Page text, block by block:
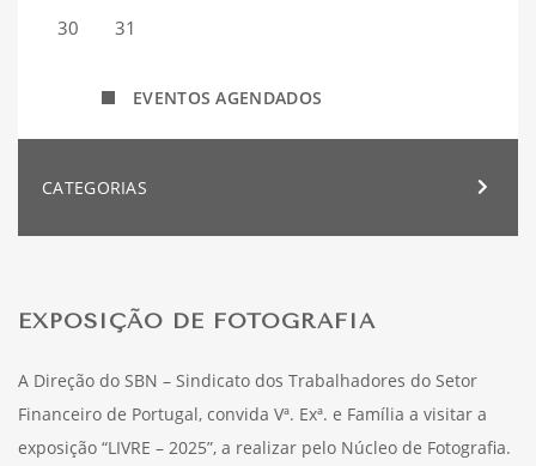
30
31
EVENTOS AGENDADOS
CATEGORIAS
EXPOSIÇÃO DE FOTOGRAFIA
A Direção do SBN – Sindicato dos Trabalhadores do Setor
Financeiro de Portugal, convida Vª. Exª. e Família a visitar a
exposição “LIVRE – 2025”, a realizar pelo Núcleo de Fotografia.